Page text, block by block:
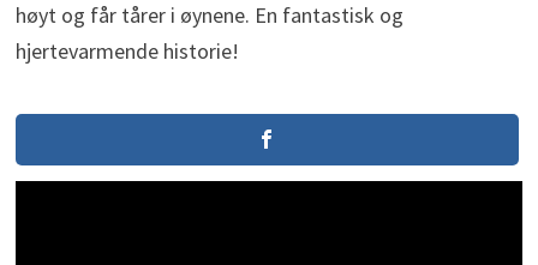
høyt og får tårer i øynene. En fantastisk og
hjertevarmende historie!